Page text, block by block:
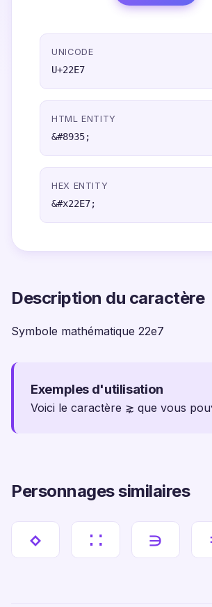
UNICODE
U+22E7
HTML ENTITY
&#8935;
HEX ENTITY
&#x22E7;
Description du caractère
Symbole mathématique 22e7
Exemples d'utilisation
Voici le caractère ⋧ que vous
Personnages similaires
⋄ ∷ ∍